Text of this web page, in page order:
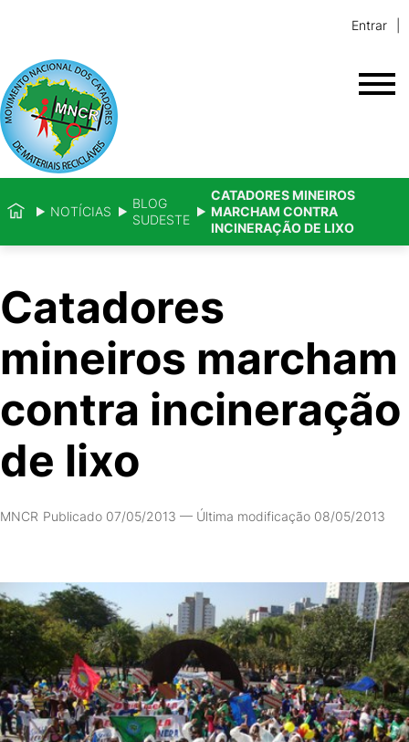
Entrar
NOTÍCIAS
BLOG
SUDESTE
CATADORES MINEIROS
MARCHAM CONTRA
INCINERAÇÃO DE LIXO
Catadores
mineiros marcham
contra incineração
de lixo
MNCR Publicado 07/05/2013 — Última modificação 08/05/2013